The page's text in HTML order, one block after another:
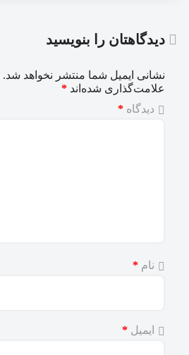
دیدگاهتان را بنویسید
نشانی ایمیل شما منتشر نخواهد شد.
علامت‌گذاری شده‌اند *
دیدگاه *
نام *
ایمیل *